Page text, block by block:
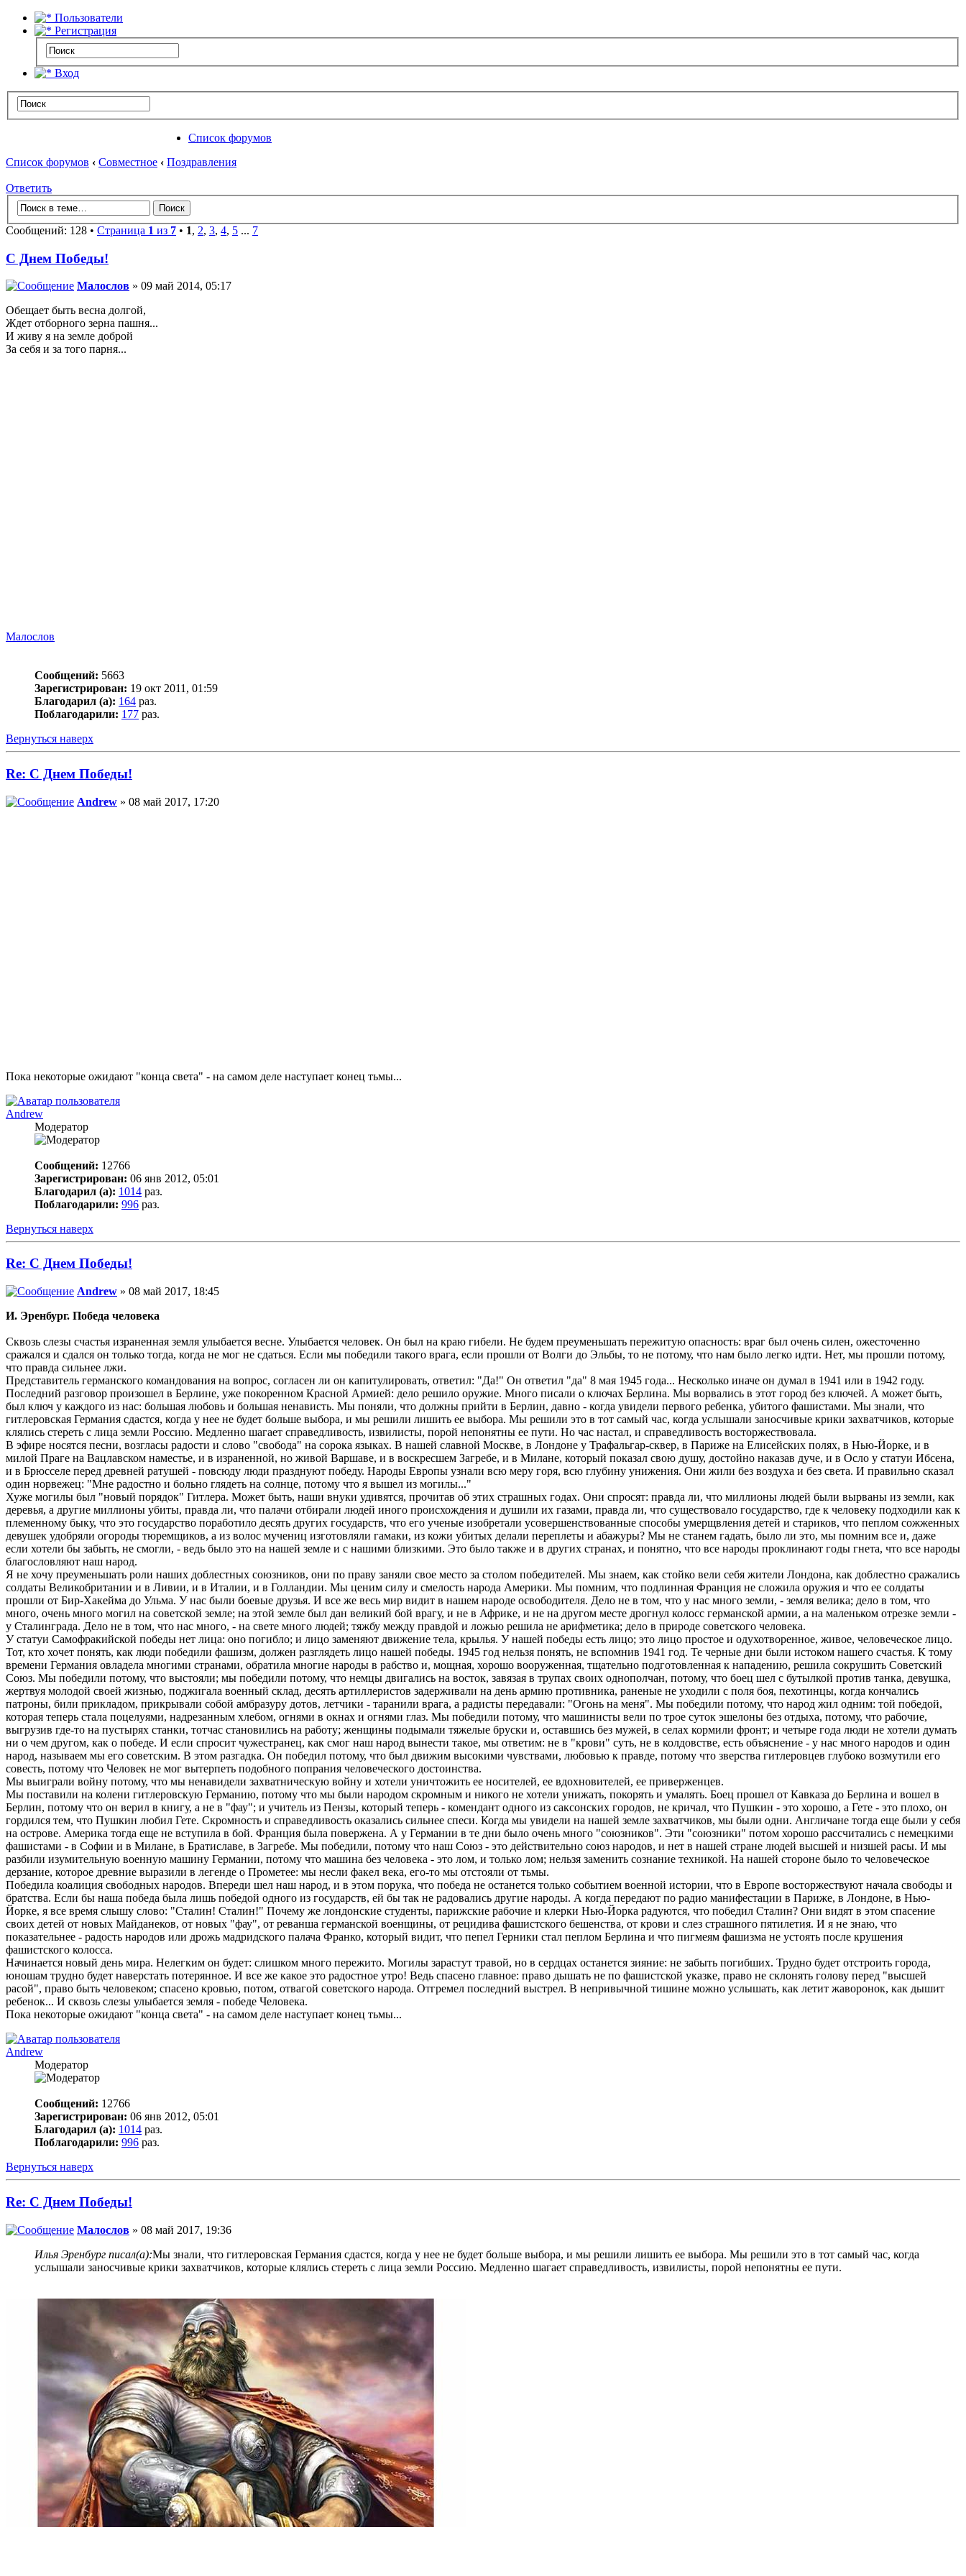
Пользователи
Регистрация
Вход
Список форумов
Список форумов ‹ Совместное ‹ Поздравления
Ответить
Сообщений: 128 • Страница 1 из 7 • 1, 2, 3, 4, 5 ... 7
С Днем Победы!
Малослов » 09 май 2014, 05:17
Обещает быть весна долгой,
Ждет отборного зерна пашня...
И живу я на земле доброй
За себя и за того парня...
Малослов
Сообщений: 5663
Зарегистрирован: 19 окт 2011, 01:59
Благодарил (а): 164 раз.
Поблагодарили: 177 раз.
Вернуться наверх
Re: С Днем Победы!
Andrew » 08 май 2017, 17:20
Пока некоторые ожидают "конца света" - на самом деле наступает конец тьмы...
Andrew
Модератор
Сообщений: 12766
Зарегистрирован: 06 янв 2012, 05:01
Благодарил (а): 1014 раз.
Поблагодарили: 996 раз.
Вернуться наверх
Re: С Днем Победы!
Andrew » 08 май 2017, 18:45
И. Эренбург. Победа человека
Сквозь слезы счастья израненная земля улыбается весне. Улыбается человек. Он был на краю гибели. Не будем преуменьшать пережитую опасность: враг был очень силен, ожесточенно
сражался и сдался он только тогда, когда не мог не сдаться. Если мы победили такого врага, если прошли от Волги до Эльбы, то не потому, что нам было легко идти. Нет, мы прошли потому,
что правда сильнее лжи.
Представитель германского командования на вопрос, согласен ли он капитулировать, ответил: "Да!" Он ответил "да" 8 мая 1945 года... Несколько иначе он думал в 1941 или в 1942 году.
Последний разговор произошел в Берлине, уже покоренном Красной Армией: дело решило оружие. Много писали о ключах Берлина. Мы ворвались в этот город без ключей. А может быть,
был ключ у каждого из нас: большая любовь и большая ненависть. Мы поняли, что должны прийти в Берлин, давно - когда увидели первого ребенка, убитого фашистами. Мы знали, что
гитлеровская Германия сдастся, когда у нее не будет больше выбора, и мы решили лишить ее выбора. Мы решили это в тот самый час, когда услышали заносчивые крики захватчиков, которые
клялись стереть с лица земли Россию. Медленно шагает справедливость, извилисты, порой непонятны ее пути. Но час настал, и справедливость восторжествовала.
В эфире носятся песни, возгласы радости и слово "свобода" на сорока языках. В нашей славной Москве, в Лондоне у Трафальгар-сквер, в Париже на Елисейских полях, в Нью-Йорке, и в
милой Праге на Вацлавском наместье, и в израненной, но живой Варшаве, и в воскресшем Загребе, и в Милане, который показал свою душу, достойно наказав дуче, и в Осло у статуи Ибсена,
и в Брюсселе перед древней ратушей - повсюду люди празднуют победу. Народы Европы узнали всю меру горя, всю глубину унижения. Они жили без воздуха и без света. И правильно сказал
один норвежец: "Мне радостно и больно глядеть на солнце, потому что я вышел из могилы..."
Хуже могилы был "новый порядок" Гитлера. Может быть, наши внуки удивятся, прочитав об этих страшных годах. Они спросят: правда ли, что миллионы людей были вырваны из земли, как
деревья, а другие миллионы убиты, правда ли, что палачи отбирали людей иного происхождения и душили их газами, правда ли, что существовало государство, где к человеку подходили как к
племенному быку, что это государство поработило десять других государств, что его ученые изобретали усовершенствованные способы умерщвления детей и стариков, что пеплом сожженных
девушек удобряли огороды тюремщиков, а из волос мучениц изготовляли гамаки, из кожи убитых делали переплеты и абажуры? Мы не станем гадать, было ли это, мы помним все и, даже
если хотели бы забыть, не смогли, - ведь было это на нашей земле и с нашими близкими. Это было также и в других странах, и понятно, что все народы проклинают годы гнета, что все народы
благословляют наш народ.
Я не хочу преуменьшать роли наших доблестных союзников, они по праву заняли свое место за столом победителей. Мы знаем, как стойко вели себя жители Лондона, как доблестно сражались
солдаты Великобритании и в Ливии, и в Италии, и в Голландии. Мы ценим силу и смелость народа Америки. Мы помним, что подлинная Франция не сложила оружия и что ее солдаты
прошли от Бир-Хакейма до Ульма. У нас были боевые друзья. И все же весь мир видит в нашем народе освободителя. Дело не в том, что у нас много земли, - земля велика; дело в том, что
много, очень много могил на советской земле; на этой земле был дан великий бой врагу, и не в Африке, и не на другом месте дрогнул колосс германской армии, а на маленьком отрезке земли -
у Сталинграда. Дело не в том, что нас много, - на свете много людей; тяжбу между правдой и ложью решила не арифметика; дело в природе советского человека.
У статуи Самофракийской победы нет лица: оно погибло; и лицо заменяют движение тела, крылья. У нашей победы есть лицо; это лицо простое и одухотворенное, живое, человеческое лицо.
Тот, кто хочет понять, как люди победили фашизм, должен разглядеть лицо нашей победы. 1945 год нельзя понять, не вспомнив 1941 год. Те черные дни были истоком нашего счастья. К тому
времени Германия овладела многими странами, обратила многие народы в рабство и, мощная, хорошо вооруженная, тщательно подготовленная к нападению, решила сокрушить Советский
Союз. Мы победили потому, что выстояли; мы победили потому, что немцы двигались на восток, завязая в трупах своих однополчан, потому, что боец шел с бутылкой против танка, девушка,
жертвуя молодой своей жизнью, поджигала военный склад, десять артиллеристов задерживали на день армию противника, раненые не уходили с поля боя, пехотинцы, когда кончались
патроны, били прикладом, прикрывали собой амбразуру дотов, летчики - таранили врага, а радисты передавали: "Огонь на меня". Мы победили потому, что народ жил одним: той победой,
которая теперь стала поцелуями, надрезанным хлебом, огнями в окнах и огнями глаз. Мы победили потому, что машинисты вели по трое суток эшелоны без отдыха, потому, что рабочие,
выгрузив где-то на пустырях станки, тотчас становились на работу; женщины подымали тяжелые бруски и, оставшись без мужей, в селах кормили фронт; и четыре года люди не хотели думать
ни о чем другом, как о победе. И если спросит чужестранец, как смог наш народ вынести такое, мы ответим: не в "крови" суть, не в колдовстве, есть объяснение - у нас много народов и один
народ, называем мы его советским. В этом разгадка. Он победил потому, что был движим высокими чувствами, любовью к правде, потому что зверства гитлеровцев глубоко возмутили его
совесть, потому что Человек не мог вытерпеть подобного попрания человеческого достоинства.
Мы выиграли войну потому, что мы ненавидели захватническую войну и хотели уничтожить ее носителей, ее вдохновителей, ее приверженцев.
Мы поставили на колени гитлеровскую Германию, потому что мы были народом скромным и никого не хотели унижать, покорять и умалять. Боец прошел от Кавказа до Берлина и вошел в
Берлин, потому что он верил в книгу, а не в "фау"; и учитель из Пензы, который теперь - комендант одного из саксонских городов, не кричал, что Пушкин - это хорошо, а Гете - это плохо, он
гордился тем, что Пушкин любил Гете. Скромность и справедливость оказались сильнее спеси. Когда мы увидели на нашей земле захватчиков, мы были одни. Англичане тогда еще были у себя
на острове. Америка тогда еще не вступила в бой. Франция была повержена. А у Германии в те дни было очень много "союзников". Эти "союзники" потом хорошо рассчитались с немецкими
фашистами - в Софии и в Милане, в Братиславе, в Загребе. Мы победили, потому что наш Союз - это действительно союз народов, и нет в нашей стране людей высшей и низшей расы. И мы
разбили изумительную военную машину Германии, потому что машина без человека - это лом, и только лом; нельзя заменить сознание техникой. На нашей стороне было то человеческое
дерзание, которое древние выразили в легенде о Прометее: мы несли факел века, его-то мы отстояли от тьмы.
Победила коалиция свободных народов. Впереди шел наш народ, и в этом порука, что победа не останется только событием военной истории, что в Европе восторжествуют начала свободы и
братства. Если бы наша победа была лишь победой одного из государств, ей бы так не радовались другие народы. А когда передают по радио манифестации в Париже, в Лондоне, в Нью-
Йорке, я все время слышу слово: "Сталин! Сталин!" Почему же лондонские студенты, парижские рабочие и клерки Нью-Йорка радуются, что победил Сталин? Они видят в этом спасение
своих детей от новых Майданеков, от новых "фау", от реванша германской военщины, от рецидива фашистского бешенства, от крови и слез страшного пятилетия. И я не знаю, что
показательнее - радость народов или дрожь мадридского палача Франко, который видит, что пепел Герники стал пеплом Берлина и что пигмеям фашизма не устоять после крушения
фашистского колосса.
Начинается новый день мира. Нелегким он будет: слишком много пережито. Могилы зарастут травой, но в сердцах останется зияние: не забыть погибших. Трудно будет отстроить города,
юношам трудно будет наверстать потерянное. И все же какое это радостное утро! Ведь спасено главное: право дышать не по фашистской указке, право не склонять голову перед "высшей
расой", право быть человеком; спасено кровью, потом, отвагой советского народа. Отгремел последний выстрел. В непривычной тишине можно услышать, как летит жаворонок, как дышит
ребенок... И сквозь слезы улыбается земля - победе Человека.
Пока некоторые ожидают "конца света" - на самом деле наступает конец тьмы...
Andrew
Модератор
Сообщений: 12766
Зарегистрирован: 06 янв 2012, 05:01
Благодарил (а): 1014 раз.
Поблагодарили: 996 раз.
Вернуться наверх
Re: С Днем Победы!
Малослов » 08 май 2017, 19:36
Илья Эренбург писал(а):Мы знали, что гитлеровская Германия сдастся, когда у нее не будет больше выбора, и мы решили лишить ее выбора. Мы решили это в тот самый час, когда
услышали заносчивые крики захватчиков, которые клялись стереть с лица земли Россию. Медленно шагает справедливость, извилисты, порой непонятны ее пути.